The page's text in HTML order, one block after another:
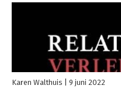
Karen Walthuis 9 juni 2022